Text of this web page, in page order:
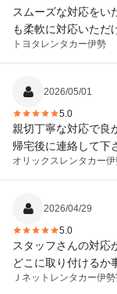
スムーズな対応をい
も柔軟に対応いただ
トヨタレンタカー伊勢
2026/05/01
5.0
親切丁寧な対応で良
帰宅後に連絡して下
オリックスレンタカー
2026/04/29
5.0
スタッフさんの対応
どこに取り付けるか
Ｊネットレンタカー伊